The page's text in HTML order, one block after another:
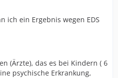
ich ein Ergebnis wegen EDS
(Ärzte), das es bei Kindern ( 6
psychische Erkrankung,